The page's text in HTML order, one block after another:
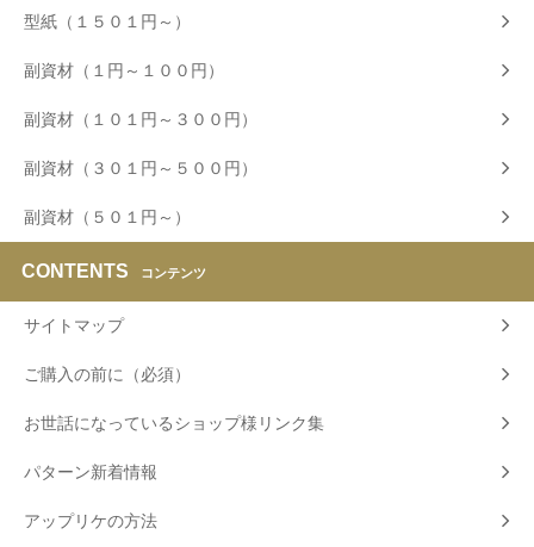
型紙（１５０１円～）
副資材（１円～１００円）
副資材（１０１円～３００円）
副資材（３０１円～５００円）
副資材（５０１円～）
CONTENTS コンテンツ
サイトマップ
ご購入の前に（必須）
お世話になっているショップ様リンク集
パターン新着情報
アップリケの方法